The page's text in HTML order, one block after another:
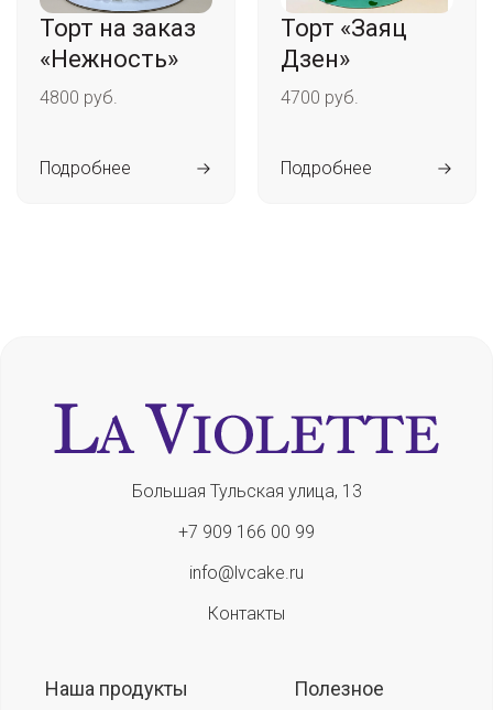
Торт на заказ
«Нежность»
4800 руб.
Подробнее
Торт «Заяц
Дзен»
4700 руб.
Подробнее
Большая Тульская улица, 13
+7 909 166 00 99
info@lvcake.ru
Контакты
Наша продукты Полезное